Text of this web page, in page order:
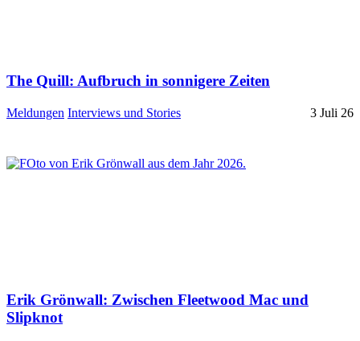
The Quill: Aufbruch in sonnigere Zeiten
Meldungen Interviews und Stories 3 Juli 26
Erik Grönwall: Zwischen Fleetwood Mac und
Slipknot